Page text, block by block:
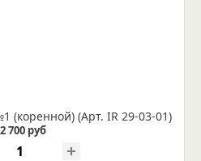
(коренной) (Арт. IR 29-03-01)
2 700 руб